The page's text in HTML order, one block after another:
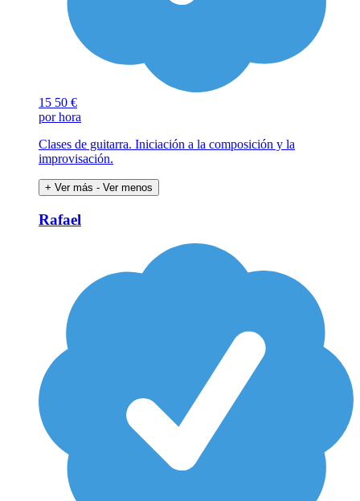
15 50 €
por hora
Clases de guitarra. Iniciación a la composición y la
improvisación.
+ Ver más - Ver menos
Rafael